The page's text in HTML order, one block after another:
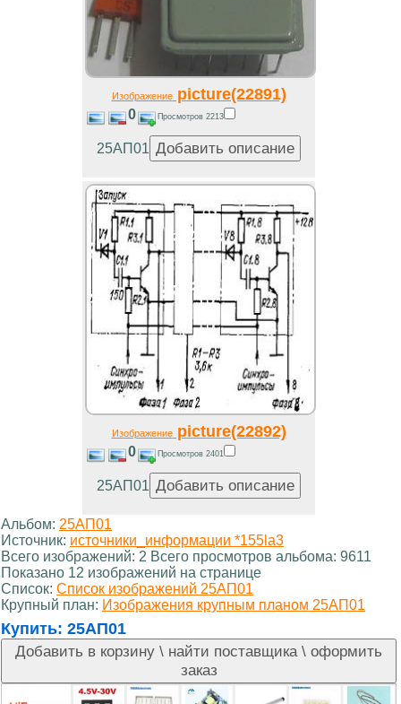
Изображениеpicture(22891)
0 Просмотров 2213
25АП01
Изображениеpicture(22892)
0 Просмотров 2401
25АП01
Альбом: 25АП01
Источник: источники_информации *155la3
Всего изображений: 2 Всего просмотров альбома: 9611
Показано 12 изображений на странице
Список: Список изображений 25АП01
Крупный план: Изображения крупным планом 25АП01
Купить: 25АП01